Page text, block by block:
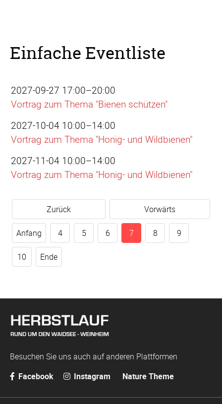
Einfache Eventliste
2027-09-27 17:00–20:00
Vortrag zum Thema "Bienen schützen"
2027-10-04 10:00–14:00
Vortrag zum Thema "Honig- und Wildbienen"
2027-11-04 10:00–14:00
Vortrag zum Thema "Honig- und Wildbienen"
Zurück Vorwärts
Anfang 4 5 6 7 8 9
10 Ende
Besuchen Sie uns auch auf anderen Plattformen
Facebook
Instagram Nature Theme